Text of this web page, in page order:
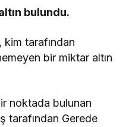
bulundu.
kim tarafından
bir miktar altın
noktada bulunan
tarafından Gerede